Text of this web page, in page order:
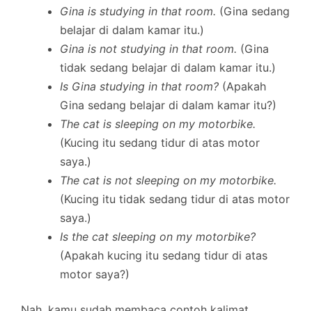
Gina is studying in that room. (Gina sedang
belajar di dalam kamar itu.)
Gina is not studying in that room. (Gina
tidak sedang belajar di dalam kamar itu.)
Is Gina studying in that room? (Apakah
Gina sedang belajar di dalam kamar itu?)
The cat is sleeping on my motorbike.
(Kucing itu sedang tidur di atas motor
saya.)
The cat is not sleeping on my motorbike.
(Kucing itu tidak sedang tidur di atas motor
saya.)
Is the cat sleeping on my motorbike?
(Apakah kucing itu sedang tidur di atas
motor saya?)